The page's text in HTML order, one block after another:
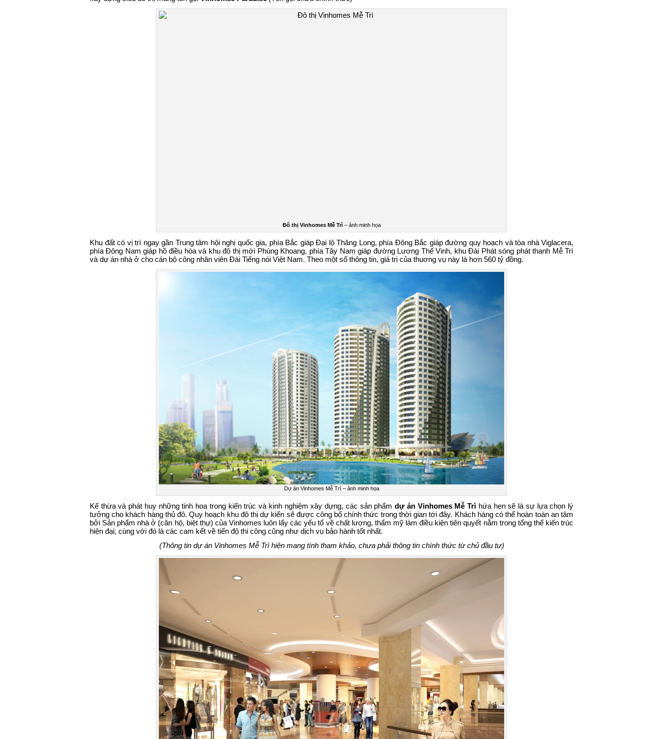
Đô thị Vinhomes Mễ Trì– ảnh minh họa
Khu đất có vị trí ngay gần Trung tâm hội nghị quốc gia, phía Bắc giáp Đại lộ Thăng Long, phía Đông Bắc giáp đường quy hoạch và tòa nhà Viglacera,
phía Đông Nam giáp hồ điều hòa và khu đô thị mới Phùng Khoang, phía Tây Nam giáp đường Lương Thế Vinh, khu Đài Phát sóng phát thanh Mễ Trì
và dự án nhà ở cho cán bộ công nhân viên Đài Tiếng nói Việt Nam. Theo một số thông tin, giá trị của thuơng vụ này là hơn 560 tỷ đồng.
Dự án Vinhomes Mễ Trì – ảnh minh họa
Kế thừa và phát huy những tinh hoa trong kiến trúc và kinh nghiệm xây dựng, các sản phẩmdự án Vinhomes Mễ Trì hứa hẹn sẽ là sự lựa chọn lý
tưởng cho khách hàng thủ đô. Quy hoạch khu đô thị dự kiến sẽ được công bố chính thức trong thời gian tới đây. Khách hàng có thể hoàn toàn an tâm
bởi Sản phẩm nhà ở (căn hộ, biệt thự) của Vinhomes luôn lấy các yếu tố về chất lượng, thẩm mỹ làm điều kiện tiên quyết nằm trong tổng thể kiến trúc
hiện đại, cùng với đó là các cam kết về tiến độ thi công cũng như dịch vụ bảo hành tốt nhất.
(Thông tin dự án Vinhomes Mễ Trì hiện mang tính tham khảo, chưa phải thông tin chính thức từ chủ đầu tư)